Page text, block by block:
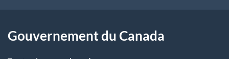
d
e
site
Gouvernement du Canada